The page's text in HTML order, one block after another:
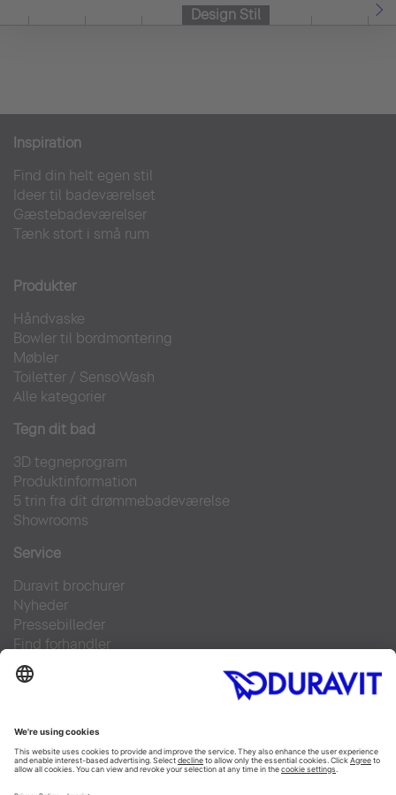
Design Stil
Inspiration
Find din helt egen stil
Ideer til badeværelset
Gæstebadeværelser
Tænk stort i små rum
Produkter
Håndvaske
Bowler til bordmontering
Møbler
Toiletter / SensoWash
Alle kategorier
Tegn dit bad
3D tegneprogram
Produktinformation
5 trin fra dit drømmebadeværelse
Showrooms
Service
Duravit brochurer
Nyheder
Pressebilleder
Find forhandler
Kontakt
FAQs
Facebook
Instagram